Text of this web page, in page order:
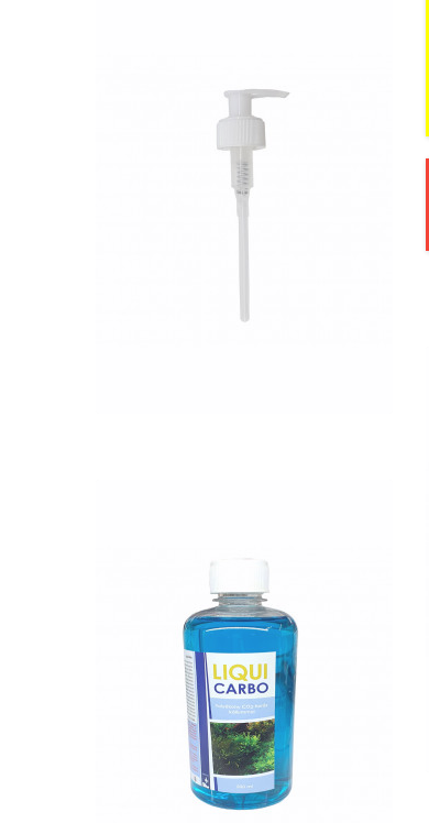
Nettó ár: 327 Ft
AquaLine folyékony táp
Nettó ár: 2,984 Ft
Liqui Carbo folyékony
CO2 500ml - 25000 liter
vízhez
KOSÁRBA